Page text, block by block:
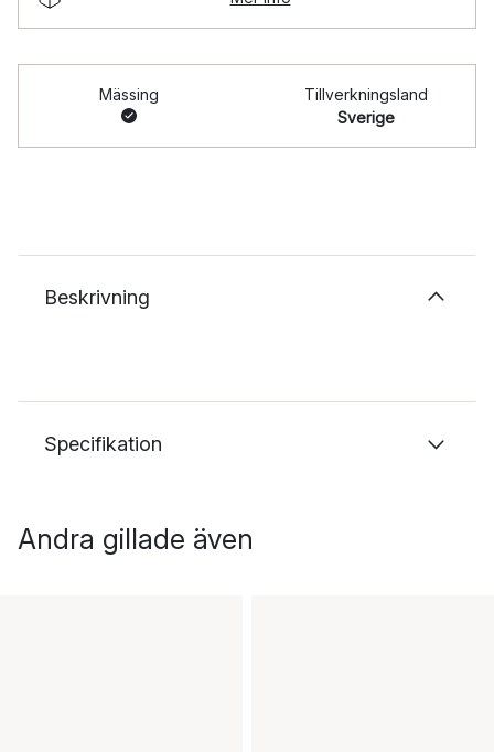
Mässing
Tillverkningsland
Sverige
Beskrivning
Specifikation
Andra gillade även